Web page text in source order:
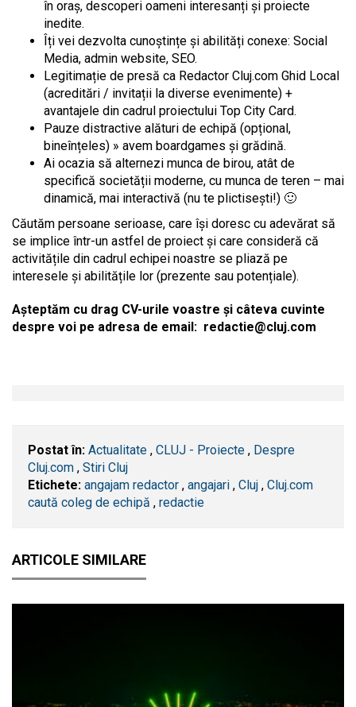
în oraș, descoperi oameni interesanți și proiecte
inedite.
Îți vei dezvolta cunoștințe și abilități conexe: Social
Media, admin website, SEO.
Legitimație de presă ca Redactor Cluj.com Ghid Local
(acreditări / invitații la diverse evenimente) +
avantajele din cadrul proiectului Top City Card.
Pauze distractive alături de echipă (opțional,
bineînțeles) » avem boardgames și grădină.
Ai ocazia să alternezi munca de birou, atât de
specifică societății moderne, cu munca de teren – mai
dinamică, mai interactivă (nu te plictisești!) 🙂
Căutăm persoane serioase, care își doresc cu adevărat să
se implice într-un astfel de proiect și care consideră că
activitățile din cadrul echipei noastre se pliază pe
interesele și abilitățile lor (prezente sau potențiale).
Așteptăm cu drag CV-urile voastre și câteva cuvinte
despre voi pe adresa de email: redactie@cluj.com
Postat în: Actualitate , CLUJ - Proiecte , Despre
Cluj.com , Stiri Cluj
Etichete: angajam redactor , angajari , ​Cluj , Cluj.com
caută coleg de echipă , redactie
ARTICOLE SIMILARE